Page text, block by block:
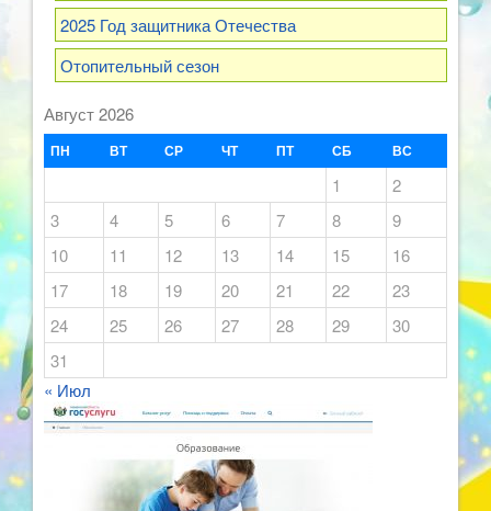
2025 Год защитника Отечества
Отопительный сезон
Август 2026
ПН ВТ СР ЧТ ПТ СБ ВС
1
2
3
4 5 6 7 8
9
10
11 12 13 14 15
16
17
18 19 20 21 22
23
24
25 26 27 28 29
30
31
« Июл